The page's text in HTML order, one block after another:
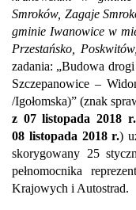
Smroków, Zagaje
gminie Iwanowice w
Przestańsko,
zadania: „Budowa
Szczepanowice –
/Igołomska)” (znak
z 07 listopada 2018 r.
08 listopada 2018 r.)
skorygowany 25
pełnomocnika
Krajowych i Autostrad.